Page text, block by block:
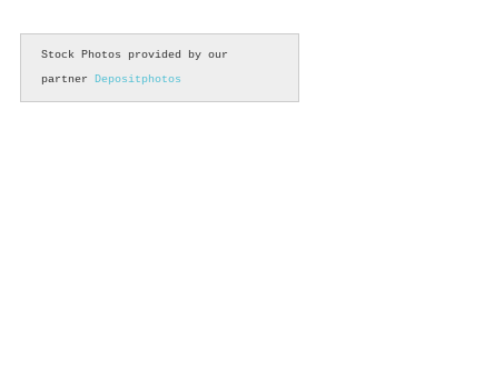
Stock Photos provided by our
partner Depositphotos